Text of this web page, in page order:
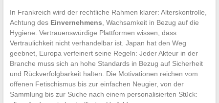
In Frankreich wird der rechtliche Rahmen klarer: Alterskontrolle,
Achtung des Einvernehmens , Wachsamkeit in Bezug auf die
Hygiene. Vertrauenswürdige Plattformen wissen, dass
Vertraulichkeit nicht verhandelbar ist. Japan hat den Weg
geebnet, Europa verfeinert seine Regeln: Jeder Akteur in der
Branche muss sich an hohe Standards in Bezug auf Sicherheit
und Rückverfolgbarkeit halten. Die Motivationen reichen vom
offenen Fetischismus bis zur einfachen Neugier, von der
Sammlung bis zur Suche nach einem personalisierten Stück: